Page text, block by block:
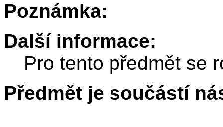
Poznámka:
Další informace:
Pro tento předmět se
Předmět je součástí